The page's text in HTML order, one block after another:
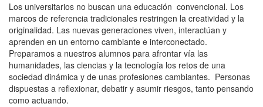
Los universitarios no buscan una educación convencional. Los
marcos de referencia tradicionales restringen la creatividad y la
originalidad. Las nuevas generaciones viven, interactúan y
aprenden en un entorno cambiante e interconectado.
Preparamos a nuestros alumnos para afrontar vía las
humanidades, las ciencias y la tecnología los retos de una
sociedad dinámica y de unas profesiones cambiantes. Personas
dispuestas a reflexionar, debatir y asumir riesgos, tanto pensando
como actuando.